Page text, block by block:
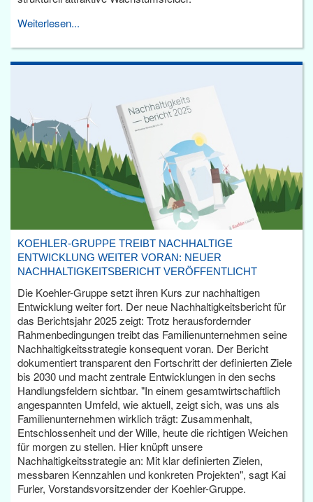
Weiterlesen...
KOEHLER-GRUPPE TREIBT NACHHALTIGE
ENTWICKLUNG WEITER VORAN: NEUER
NACHHALTIGKEITSBERICHT VERÖFFENTLICHT
Die Koehler-Gruppe setzt ihren Kurs zur nachhaltigen
Entwicklung weiter fort. Der neue Nachhaltigkeitsbericht für
das Berichtsjahr 2025 zeigt: Trotz herausfordernder
Rahmenbedingungen treibt das Familienunternehmen seine
Nachhaltigkeitsstrategie konsequent voran. Der Bericht
dokumentiert transparent den Fortschritt der definierten Ziele
bis 2030 und macht zentrale Entwicklungen in den sechs
Handlungsfeldern sichtbar. "In einem gesamtwirtschaftlich
angespannten Umfeld, wie aktuell, zeigt sich, was uns als
Familienunternehmen wirklich trägt: Zusammenhalt,
Entschlossenheit und der Wille, heute die richtigen Weichen
für morgen zu stellen. Hier knüpft unsere
Nachhaltigkeitsstrategie an: Mit klar definierten Zielen,
messbaren Kennzahlen und konkreten Projekten", sagt Kai
Furler, Vorstandsvorsitzender der Koehler-Gruppe.